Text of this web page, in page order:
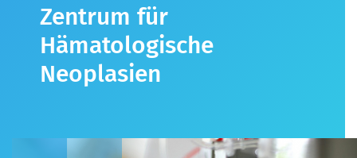
Zentrum für
Hämatologische
Neoplasien